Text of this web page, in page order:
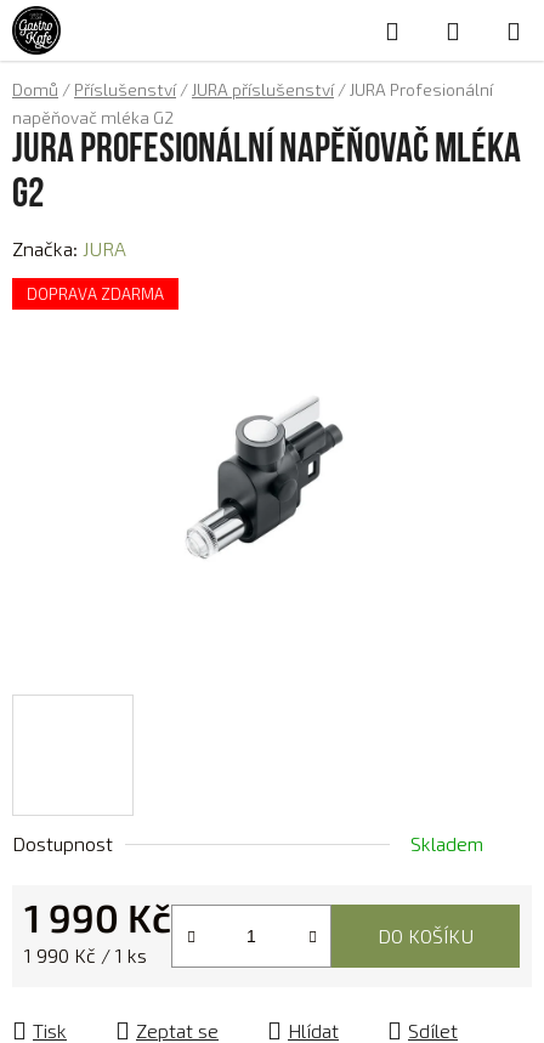
Přejít
na
obsah
Hledat
KOŠÍK
Domů / Příslušenství / JURA příslušenství / JURA Profesionální
napěňovač mléka G2
Dostupnost Skladem
1 990 Kč
Měrná cena:
1 990 Kč / 1 ks
DO KOŠÍKU
Tisk Zeptat se Hlídat Sdílet
JURA Profesionální napěňovač mléka
G2
Značka: JURA
DOPRAVA ZDARMA